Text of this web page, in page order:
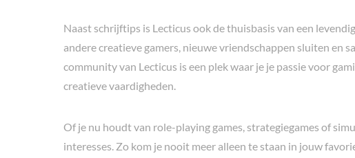
Naast schrijftips is Lecticus ook de thuisbasis van een
andere creatieve gamers, nieuwe vriendschappen sluiten en
community van Lecticus is een plek waar je je passie voor
creatieve vaardigheden.
Of je nu houdt van role-playing games, strategiegames of
interesses. Zo kom je nooit meer alleen te staan in jouw